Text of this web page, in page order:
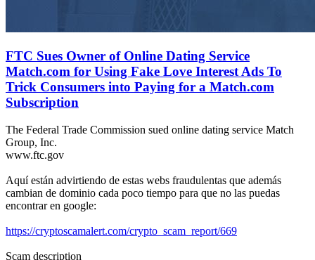
FTC Sues Owner of Online Dating Service
Match.com for Using Fake Love Interest Ads To
Trick Consumers into Paying for a Match.com
Subscription
The Federal Trade Commission sued online dating service Match
Group, Inc.
www.ftc.gov
Aquí están advirtiendo de estas webs fraudulentas que además
cambian de dominio cada poco tiempo para que no las puedas
encontrar en google:
https://cryptoscamalert.com/crypto_scam_report/669
Scam description